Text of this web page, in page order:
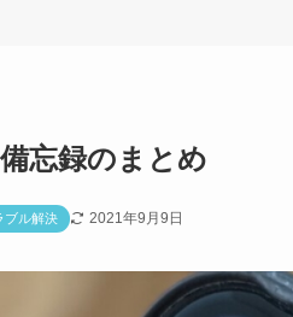
忘録のまとめ
ブル解決 2021年9月9日